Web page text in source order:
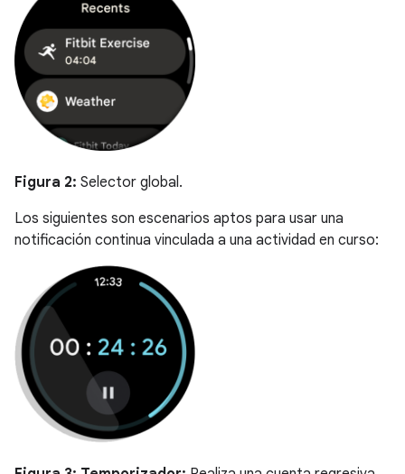
Figura 2: Selector global.
Los siguientes son escenarios aptos para usar una
notificación continua vinculada a una actividad en curso: